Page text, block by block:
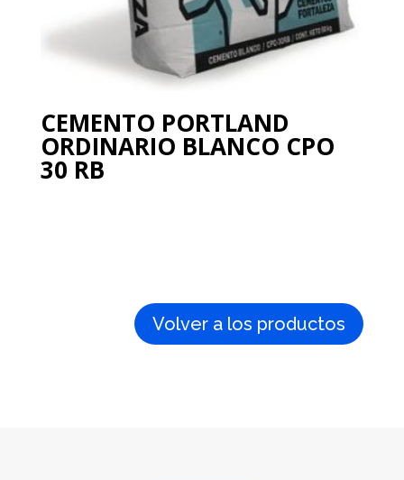
CEMENTO PORTLAND
ORDINARIO BLANCO CPO
30 RB
Volver a los productos